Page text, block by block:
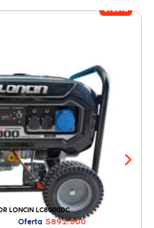
OFERTA
LONCIN LC8000DC
Oferta $892.500